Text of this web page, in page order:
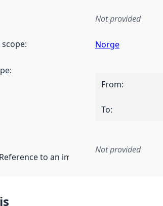
Not provided
: Norge
:
From:
To:
Reference to an implementation rule or
Not provided